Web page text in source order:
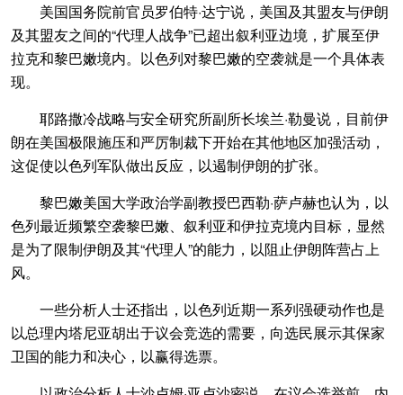
美国国务院前官员罗伯特·达宁说，美国及其盟友与伊朗
及其盟友之间的“代理人战争”已超出叙利亚边境，扩展至伊
拉克和黎巴嫩境内。以色列对黎巴嫩的空袭就是一个具体表
现。
耶路撒冷战略与安全研究所副所长埃兰·勒曼说，目前伊
朗在美国极限施压和严厉制裁下开始在其他地区加强活动，
这促使以色列军队做出反应，以遏制伊朗的扩张。
黎巴嫩美国大学政治学副教授巴西勒·萨卢赫也认为，以
色列最近频繁空袭黎巴嫩、叙利亚和伊拉克境内目标，显然
是为了限制伊朗及其“代理人”的能力，以阻止伊朗阵营占上
风。
一些分析人士还指出，以色列近期一系列强硬动作也是
以总理内塔尼亚胡出于议会竞选的需要，向选民展示其保家
卫国的能力和决心，以赢得选票。